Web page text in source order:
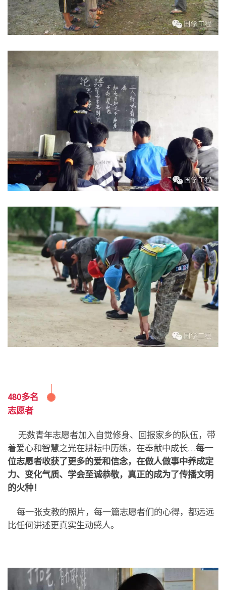
480多名
志愿者
无数青年志愿者加入自觉修身、回报家乡的队伍， 带
着爱心和智慧之光在耕耘中历练，在奉献中成长…每一
位志愿者收获了更多的爱和信念，在做人做事中养成定
力、变化气质、学会至诚恭敬，真正的成为了传播文明
的火种！
每一张支教的照片，每一篇志愿者们的心得，都远远
比任何讲述更真实生动感人。